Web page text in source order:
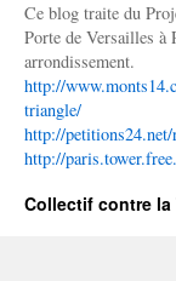
Ce blog traite du
Porte de Versailles à
arrondissement.
http://
triangle/
http://petitions24.net/
http://
Collectif contre la